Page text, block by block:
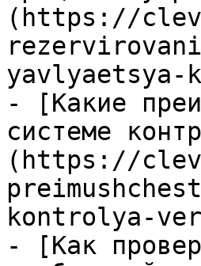
(https://
yavlyaetsya-
- [Какие
системе
(https://
kontrolya-
- [Как